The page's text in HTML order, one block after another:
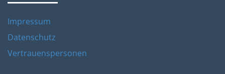
Impressum
Datenschutz
Vertrauenspersonen